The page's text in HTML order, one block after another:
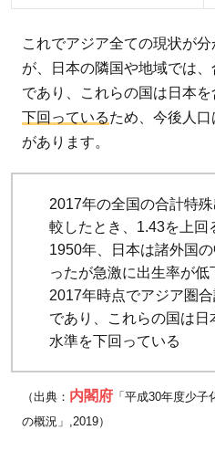
これでアジア全ての現状が
が、日本の隣国や地域では
であり、これらの国は日本を
下回っているため、今後人
があります。
2017年の全国の合計特
較したとき、1.43を上回
1950年、日本は諸外国
ったが急激に出生率が低
2017年時点でアジア圏
であり、これらの国は
水準を下回っている
（出典： 内閣府 「平成30年度少
の概況」,2019）